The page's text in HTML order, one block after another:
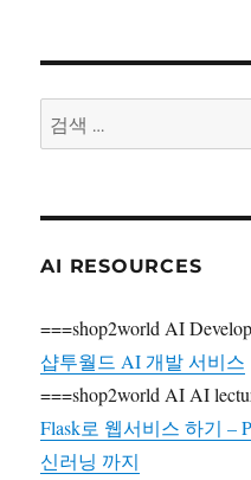
검
색:
AI RESOURCES
===shop2world AI
샵투월드 AI 개발 서비스
===shop2world AI AI
Flask로 웹서비스 하기 –
신러닝 까지